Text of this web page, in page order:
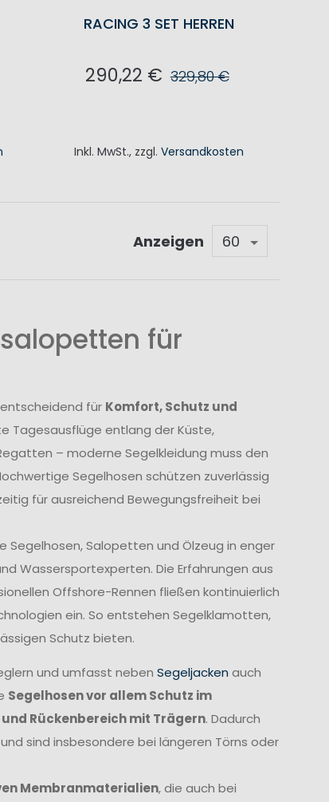
RACING 3 SET HERREN
290,22 € 329,80 €
Inkl. MwSt., zzgl.Versandkosten
Anzeigen
für
für Komfort, Schutz und
Tagesausflüge entlang der Küste,
– moderne Segelkleidung muss den
Segelhosen schützen zuverlässig
für ausreichend Bewegungsfreiheit bei
Segelhosen, Salopetten und Ölzeug in enger
Wassersportexperten. Die Erfahrungen aus
Offshore-Rennen fließen kontinuierlich
ein. So entstehen Segelklamotten,
Schutz bieten.
und umfasst neben Segeljacken auch
Segelhosen vor allem Schutz im
Rückenbereich mit Trägern. Dadurch
sind insbesondere bei längeren Törns oder
Membranmaterialien, die auch bei